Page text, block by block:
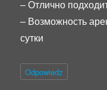
– Отлично
– Возможность
сутки
Odpowiedz